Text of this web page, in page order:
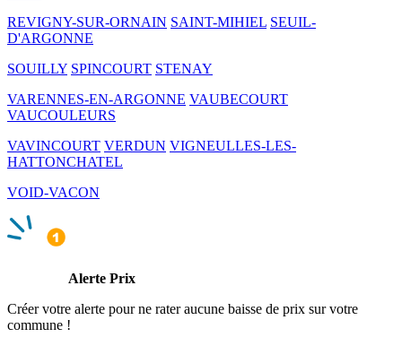
REVIGNY-SUR-ORNAIN SAINT-MIHIEL SEUIL-
D'ARGONNE
SOUILLY SPINCOURT STENAY
VARENNES-EN-ARGONNE VAUBECOURT
VAUCOULEURS
VAVINCOURT VERDUN VIGNEULLES-LES-
HATTONCHATEL
VOID-VACON
Alerte Prix
Créer votre alerte pour ne rater aucune baisse de prix sur votre
commune !